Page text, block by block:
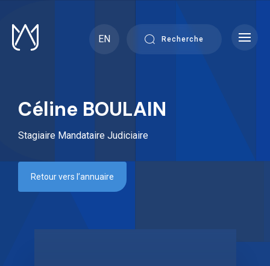
content
EN
Recherche
Céline BOULAIN
Stagiaire Mandataire Judiciaire
Retour vers l’annuaire